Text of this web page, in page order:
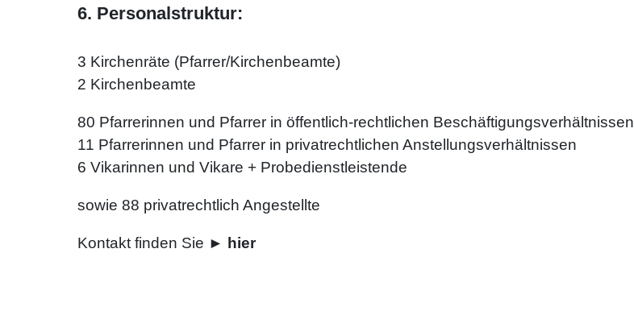
6. Personalstruktur:
3 Kirchenräte (Pfarrer/Kirchenbeamte)
2 Kirchenbeamte
80 Pfarrerinnen und Pfarrer in öffentlich-rechtlichen Beschäftigungsverhältnissen
11 Pfarrerinnen und Pfarrer in privatrechtlichen Anstellungsverhältnissen
6 Vikarinnen und Vikare + Probedienstleistende
sowie 88 privatrechtlich Angestellte
Kontakt finden Sie ► hier